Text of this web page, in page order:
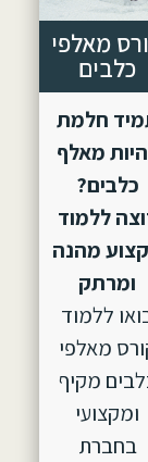
מאלפי
כלבים
חלמת
מאלף
כלבים?
ללמוד
מהנה
ומרתק
ללמוד
מאלפי
מקיף
ומקצועי
בחברת